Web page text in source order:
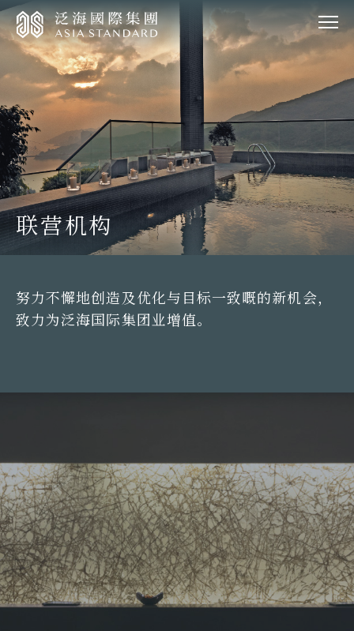
联营机构
努力不懈地创造及优化与目标一致嘅的新机会，
致力为泛海国际集团业增值。